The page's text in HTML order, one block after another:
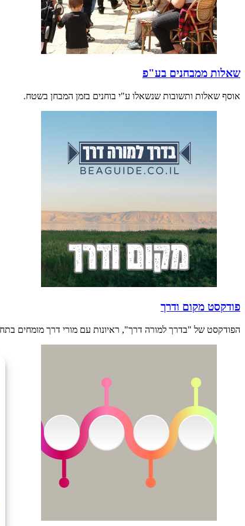
שאלות ממבחנים בע"פ
אוסף שאלות ותשובות שנשאלו ע"י בוחנים בזמן המבחן בשטח.
פודקסט מקום ודרך
הפודקסט של "בדרך למורה דרך", ראיונות עם מורי דרך מומחים